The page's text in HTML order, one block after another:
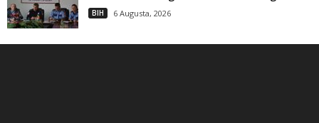
BIH 6 Augusta, 2026